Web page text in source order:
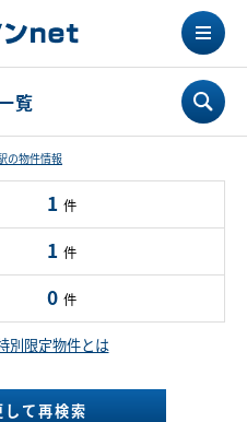
覧
の物件情報
1 件
1 件
0 件
別限定物件とは
て再検索